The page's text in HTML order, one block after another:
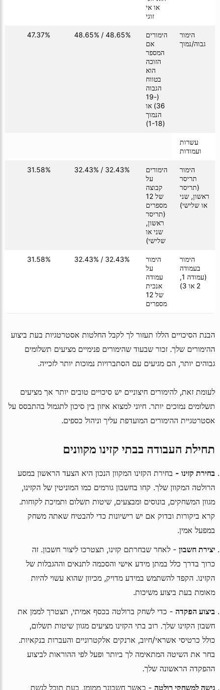
או אי
זוגי
הימור
גבוה/נמוך
הימורים
אם
המספר
הזוכה
הוא
בטווח
הגבוה
(19-
36) או
הנמוך
(1-18)
48.65% / 48.65%
47.37%
עשרות
ועמודות
הימור
תריסר
(תריסר
ראשון, שני
או שלישי)
הימורים
על
קבוצה
של 12
מספרים
(תריסר
ראשון,
שני או
שלישי)
32.43% / 32.43%
31.58%
הימור
בעמודה
(עמודה 1,
2 או 3)
הימור
על
עמודה
אנכית
של 12
מספרים
32.43% / 32.43%
31.58%
הבנת הסיכויים הללו תעזור לך לקבל החלטות אסטרטגיות בעת ביצוע
ההימורים שלך. זכור שבעוד שהימורים פנימיים מציעים תשלומים
גבוהים יותר, הם מגיעים עם הסתברויות נמוכות יותר לזכייה.
לעומת זאת, להימורים חיצוניים יש סיכויים טובים יותר אך מציעים
תשלומים נמוכים יותר. חיוני למצוא איזון בין סיכון לתגמול בהתבסס על
אסטרטגיית ההימורים המועדפת עליך וניהול כספים.
תחילת העבודה בבתי קזינו מקוונים
בחירת קזינו - בחירת הקזינו המקוון הנכון היא הצעד הראשון במסע
הרולטה המקוון שלך. קחו בחשבון גורמים כמו המוניטין של הקזינו,
מגוון המשחקים, בונוסים ומבצעים, שיטות תשלום ותמיכת לקוחות.
קרא ביקורות ובדוק אם יש רישיונות כדי להבטיח שאתה משחק
במפעל אמין.
יצירת חשבון - לאחר שבחרתם קזינו, תצטרכו ליצור חשבון. זה
כרוך בדרך כלל במתן מידע אישי והסכמה לתנאים וההגבלות של
הקזינו. הקפד להשתמש במידע מדויק, מכיוון שהוא עשוי להיות
מאומת בעת ביצוע משיכות.
ביצוע הפקדה - כדי לשחק ברולטה בכסף אמיתי, תצטרך לממן את
חשבון הקזינו שלך. רוב בתי הקזינו מציעים מגוון שיטות תשלום,
כולל כרטיסי אשראי/חיוב, ארנקים אלקטרוניים והעברות בנקאיות.
בחר את השיטה המתאימה לך ביותר ופעל לפי ההוראות לביצוע
ההפקדה הראשונה שלך.
גישה למשחקי רולטה - כאשר חשבונך ממומן, כעת תוכל לגשת